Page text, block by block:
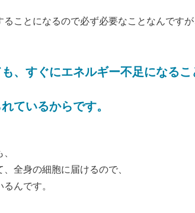
ことになるので必ず必要なことなんですが
、すぐにエネルギー不足になるこ
ているからです。
全身の細胞に届けるので、
んです。